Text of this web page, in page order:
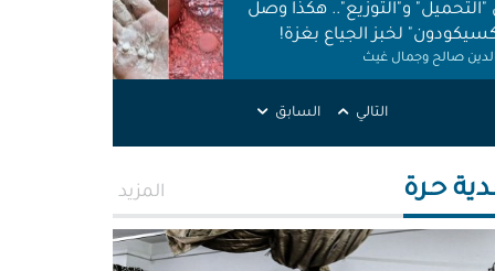
"التحميل" و"التوزيع".. هكذا وصل
لخبز الجياع بغزة!
الدين صالح وجمال غيث
نظافة في الظل.. لا حقوق ولا
غزة قنابل موقوتة.. خَرابٌ نَخَر
والتربة!
الله التركماني ورشا فرحات
التالي السابق
حـرة المزيد